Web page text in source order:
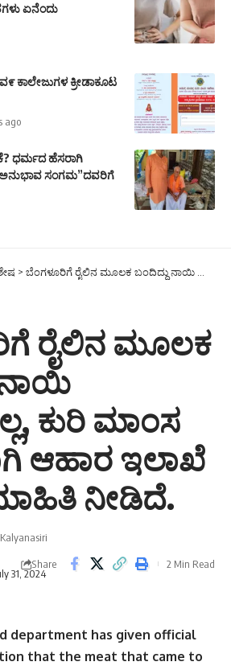
ಏನೆಂದು
ಕಾಲೇಜುಗಳ ಕ್ರೀಡಾಕೂಟ
ago
ಧರ್ಮದ ಹೆಸರಾಗಿ
ಸಂಗಮ”ದವರಿಗೆ
> ಬೆಂಗಳೂರಿಗೆ ರೈಲಿನ ಮೂಲಕ ಬಂದಿದ್ದು ನಾಯಿ ಮಾಂಸವಲ್ಲ, ಕುರಿ ಮಾಂಸ ಎಂಬುದಾಗಿ ಆಹಾರ ಇಲಾಖೆ ಅಧಿಕೃತ ಮಾಹಿತಿ ನೀಡಿದೆ.
ರೈಲಿನ ಮೂಲಕ
ನಾಯಿ
ಕುರಿ ಮಾಂಸ
ಆಹಾರ ಇಲಾಖೆ
ನೀಡಿದೆ.
31, 2024
Share 2 Min Read
department has given official
that the meat that came to